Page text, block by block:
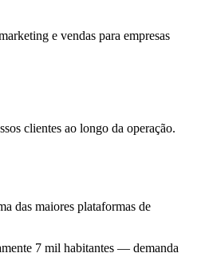
e vendas para empresas
clientes ao longo da operação.
das maiores plataformas de
7 mil habitantes — demanda